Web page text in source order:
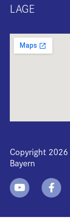
LAGE
Copyright
Bayern